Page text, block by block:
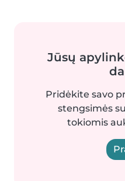
Jūsų
Pridėkite savo
stengsimės
tokiomis